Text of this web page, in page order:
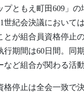
プともえ町田609」
世紀会決議において
とが組合員資格停止
行期間は60日間。同
など組合が関わる活
格停止は全会一致で